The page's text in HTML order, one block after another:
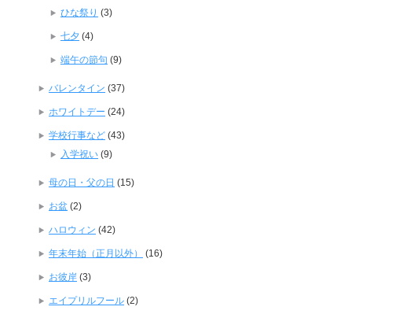
ひな祭り (3)
七夕 (4)
端午の節句 (9)
バレンタイン (37)
ホワイトデー (24)
学校行事など (43)
入学祝い (9)
母の日・父の日 (15)
お盆 (2)
ハロウィン (42)
年末年始（正月以外） (16)
お彼岸 (3)
エイプリルフール (2)